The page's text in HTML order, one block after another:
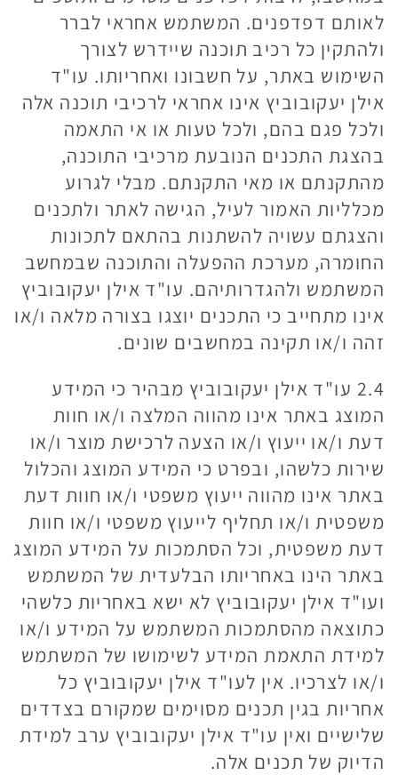
לאותם דפדפנים. המשתמש אחראי לברר
ולהתקין כל רכיב תוכנה שיידרש לצורך
השימוש באתר, על חשבונו ואחריותו. עו"ד
אילן יעקובוביץ אינו אחראי לרכיבי תוכנה אלה
ולכל פגם בהם, ולכל טעות או אי התאמה
בהצגת התכנים הנובעת מרכיבי התוכנה,
מהתקנתם או מאי התקנתם. מבלי לגרוע
מכלליות האמור לעיל, הגישה לאתר ולתכנים
והצגתם עשויה להשתנות בהתאם לתכונות
החומרה, מערכת ההפעלה והתוכנה שבמחשב
המשתמש ולהגדרותיהם. עו"ד אילן יעקובוביץ
אינו מתחייב כי התכנים יוצגו בצורה מלאה ו/או
זהה ו/או תקינה במחשבים שונים.
2.4 עו"ד אילן יעקובוביץ מבהיר כי המידע
המוצג באתר אינו מהווה המלצה ו/או חוות
דעת ו/או ייעוץ ו/או הצעה לרכישת מוצר ו/או
שירות כלשהו, ובפרט כי המידע המוצג והכלול
באתר אינו מהווה ייעוץ משפטי ו/או חוות דעת
משפטית ו/או תחליף לייעוץ משפטי ו/או חוות
דעת משפטית, וכל הסתמכות על המידע המוצג
באתר הינו באחריותו הבלעדית של המשתמש
ועו"ד אילן יעקובוביץ לא ישא באחריות כלשהי
כתוצאה מהסתמכות המשתמש על המידע ו/או
למידת התאמת המידע לשימושו של המשתמש
ו/או לצרכיו. אין לעו"ד אילן יעקובוביץ כל
אחריות בגין תכנים מסוימים שמקורם בצדדים
שלישיים ואין עו"ד אילן יעקובוביץ ערב למידת
הדיוק של תכנים אלה.